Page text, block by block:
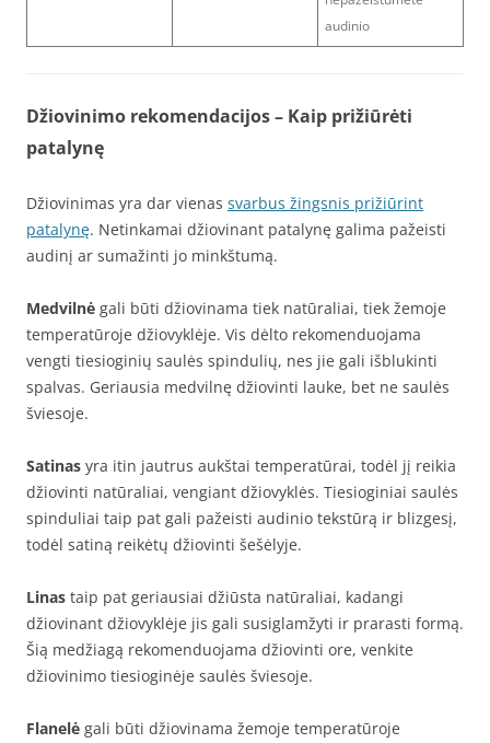
audinio
Džiovinimo rekomendacijos – Kaip prižiūrėti
patalynę
Džiovinimas yra dar vienas svarbus žingsnis prižiūrint
patalynę. Netinkamai džiovinant patalynę galima pažeisti
audinį ar sumažinti jo minkštumą.
Medvilnė gali būti džiovinama tiek natūraliai, tiek žemoje
temperatūroje džiovyklėje. Vis dėlto rekomenduojama
vengti tiesioginių saulės spindulių, nes jie gali išblukinti
spalvas. Geriausia medvilnę džiovinti lauke, bet ne saulės
šviesoje.
Satinas yra itin jautrus aukštai temperatūrai, todėl jį reikia
džiovinti natūraliai, vengiant džiovyklės. Tiesioginiai saulės
spinduliai taip pat gali pažeisti audinio tekstūrą ir blizgesį,
todėl satiną reikėtų džiovinti šešėlyje.
Linas taip pat geriausiai džiūsta natūraliai, kadangi
džiovinant džiovyklėje jis gali susiglamžyti ir prarasti formą.
Šią medžiagą rekomenduojama džiovinti ore, venkite
džiovinimo tiesioginėje saulės šviesoje.
Flanelė gali būti džiovinama žemoje temperatūroje